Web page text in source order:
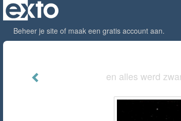
Beheer je site of maak een gratis account aan.
en alles werd